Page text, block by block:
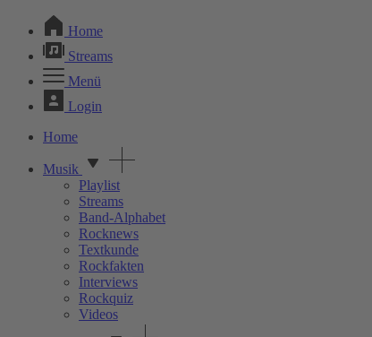
Home
Streams
Menü
Login
Home
Musik
Playlist
Streams
Band-Alphabet
Rocknews
Textkunde
Rockfakten
Interviews
Rockquiz
Videos